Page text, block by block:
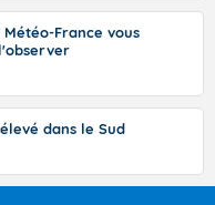
Météo-France vous
dans le Sud